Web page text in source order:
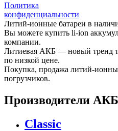
Политика
конфиденциальности
Литий-ионные батареи в
Вы можете купить li-ion
компании.
Литиевая АКБ — новый тренд
по низкой цене.
Покупка, продажа литий-
погрузчиков.
Производители АКБ
Classic